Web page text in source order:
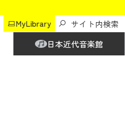
MyLibrary
日本近代音楽館